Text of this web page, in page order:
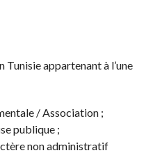
Tunisie appartenant à l’une
/ Association ;
publique ;
non administratif